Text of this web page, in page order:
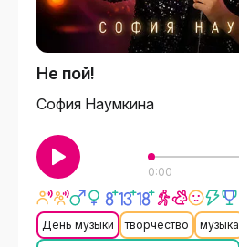
Не пой!
София Наумкина
0:00
День музыки творчество музыка